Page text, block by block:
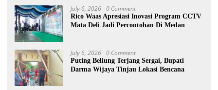
July 6, 2026 0 Comment
Rico Waas Apresiasi Inovasi Program CCTV
Mata Deli Jadi Percontohan Di Medan
July 6, 2026 0 Comment
Puting Beliung Terjang Sergai, Bupati
Darma Wijaya Tinjau Lokasi Bencana